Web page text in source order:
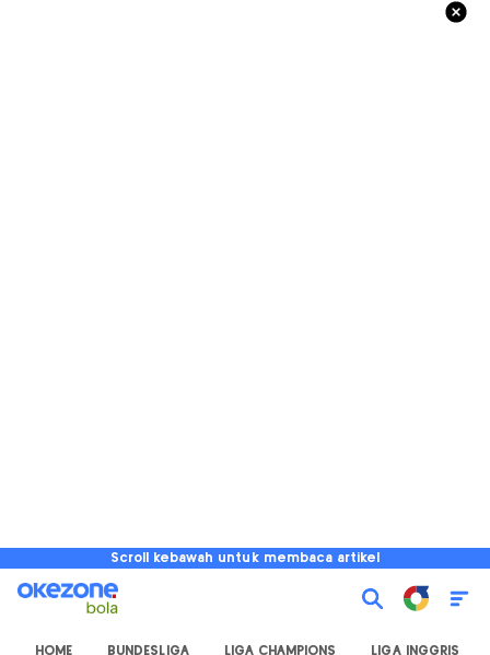
Scroll kebawah untuk membaca artikel
HOME BUNDESLIGA LIGA CHAMPIONS LIGA INGGRIS